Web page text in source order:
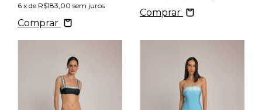
6 x de R$183,00 sem juros
Comprar
Comprar